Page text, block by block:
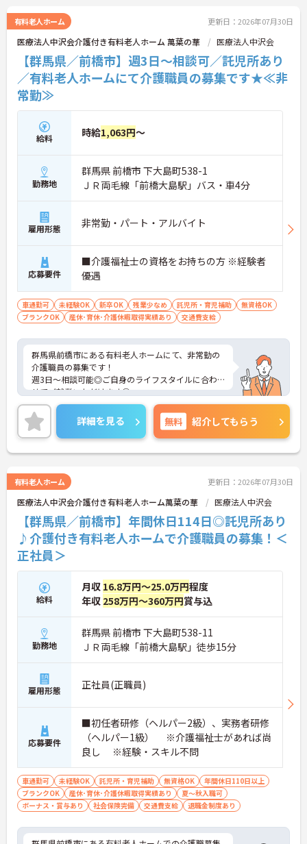
す。ご入居者さまの生きる喜びに寄り添いながらチ
ームで協力しながらより良いケアを提供したい方に
ぴったりの環境です。
★おすすめPOINT★
【「看取り・難病ケアのプロ」として成長できる環
境が整っています】
・がん末期・神経難病の方に特化したホスピス型住
得することができます
・入社時は先輩スタッフの同行訪問からスタートす
るため、訪問介護未経験の方も安心して業務に慣れ
ることができます
・訪問診療医と24時間連携し、チームで看取りに取
り組む体制が整っているため、「看取りのプロ」と
して他施設では得られない経験を積むことができま
【頑張りがしっかり給与・評価に反映される職場で
一時金も別途支給されています。
・入社半年でリーダーを任されたスタッフの実績が
あるなど、年次にかかわらず頑張りが評価され、キ
ャリアアップを実現できる職場環境です
【働きやすい休日・残業面と、長く安心して働ける
福利厚生が魅力です】
・月9日公休に加え、夏季・冬季休暇各3日が確保さ
れており（年間休日113日）、オンオフのメリハリ
をつけて働くことができます。
・全社平均残業月5時間程度と、業界平均を大きく
下回る少ない残業時間を実現しています
・退職金制度（勤続3年以上）・保育手当・育児短
時間勤務・マインドフルネスプログラムなど、長期
的に安心して働き続けるための制度が充実していま
す
有料老人ホーム 更新日：2026年07月30日
医療法人中沢会介護付き有料老人ホーム 萬葉の華 医療法人中沢会
【群馬県／前橋市】週3日～相談可／託児所あり
／有料老人ホームにて介護職員の募集です★≪非
常勤≫
給料 時給1,063円～
勤務地
群馬県 前橋市 下大島町538-1
ＪＲ両毛線「前橋大島駅」バス・車4分
雇用形態 非常勤・パート・アルバイト
応募要件
■介護福祉士の資格をお持ちの方 ※経験者
優遇
車通勤可 未経験OK 新卒OK 残業少なめ 託児所・育児補助
無資格OK
ブランクOK
産休･育休･介護休暇取得実績あり 交通費支給
群馬県前橋市にある有料老人ホームにて、非常勤の
介護職員の募集です！
週3日～相談可能◎ご自身のライフスタイルに合わ
せてご就業いただけます◎
施設内に託児所もございますので、子育て中の方も
仕事との両立が可能です。
ご興味ある方には、面接対策ポイントなど、さらに
詳細をお話しいたしますのでお気軽にご相談くださ
い。
詳細を見る 無料 紹介してもらう
有料老人ホーム 更新日：2026年07月30日
医療法人中沢会介護付き有料老人ホーム萬葉の華 医療法人中沢会
【群馬県／前橋市】年間休日114日◎託児所あり
♪介護付き有料老人ホームで介護職員の募集！＜
正社員＞
給料
月収 16.8万円～25.0万円程度
年収 258万円～360万円賞与込
勤務地
群馬県 前橋市 下大島町538-11
ＪＲ両毛線「前橋大島駅」徒歩15分
雇用形態 正社員(正職員)
応募要件
■初任者研修（ヘルパー2級）、実務者研修
（ヘルパー1級） ※介護福祉士があれば尚
良し ※経験・スキル不問
車通勤可 未経験OK 託児所・育児補助 無資格OK
年間休日110日以上
ブランクOK
産休･育休･介護休暇取得実績あり
夏～秋入職可
ボーナス・賞与あり
社会保険完備 交通費支給 退職金制度あり